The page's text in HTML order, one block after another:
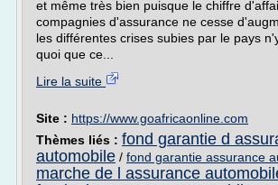
et même très bien puisque le chiffre
compagnies d'assurance ne cesse
les différentes crises subies par le pays
quoi que ce...
Lire la suite
Site : https://www.goafricaonline.com
Thèmes liés : fond garantie d
automobile / fond garantie assurance
marche de l assurance